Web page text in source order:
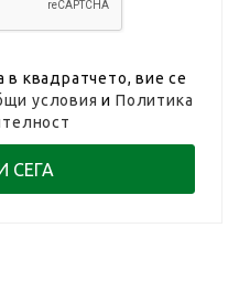
в квадратчето, вие се
условия иПолитика